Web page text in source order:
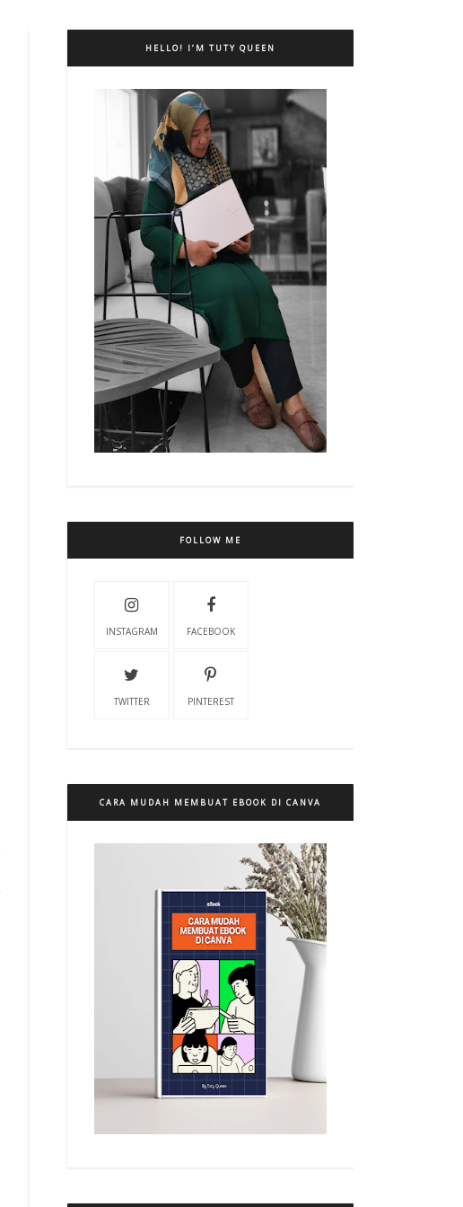
HELLO! I’M TUTY QUEEN
FOLLOW ME
INSTAGRAM FACEBOOK
TWITTER PINTEREST
CARA MUDAH MEMBUAT EBOOK DI CANVA